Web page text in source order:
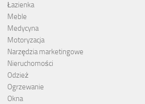
Łazienka
Meble
Medycyna
Motoryzacja
Narzędzia marketingowe
Nieruchomości
Odzież
Ogrzewanie
Okna